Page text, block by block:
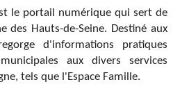
le portail numérique qui sert de
des Hauts-de-Seine. Destiné aux
d'informations pratiques
aux divers services
tels que l'Espace Famille.